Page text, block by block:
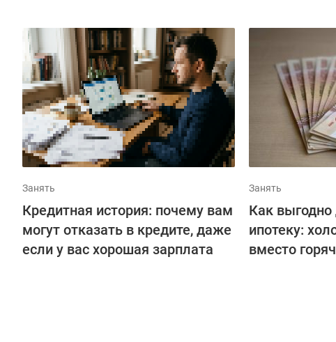
Занять
Кредитная история: почему вам
могут отказать в кредите, даже
если у вас хорошая зарплата
Занять
Как выгодно
ипотеку:
вместо